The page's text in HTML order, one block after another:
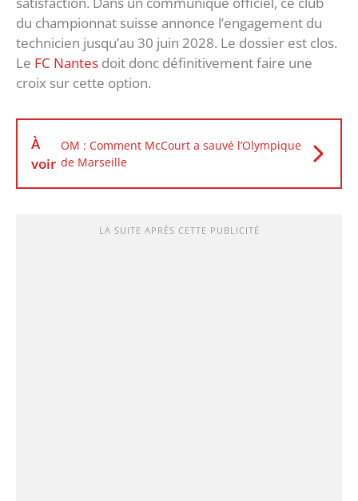
du championnat suisse annonce l’engagement du
technicien jusqu’au 30 juin 2028. Le dossier est clos.
Le FC Nantes doit donc définitivement faire une
croix sur cette option.
À
voir
OM : Comment McCourt a sauvé l’Olympique
de Marseille
LA SUITE APRÈS CETTE PUBLICITÉ